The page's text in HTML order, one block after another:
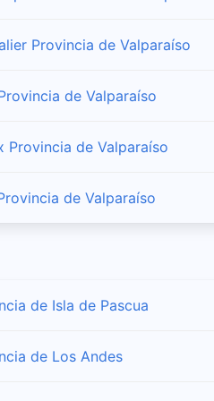
Provincia de Valparaíso
de Valparaíso
Provincia de Valparaíso
de Valparaíso
de Isla de Pascua
de Los Andes